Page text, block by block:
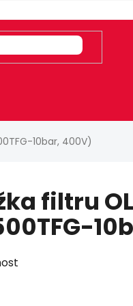
10bar, 400V)
filtru